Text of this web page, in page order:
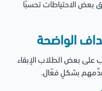
بعض الاحتياطات تحسبًا
على بعض الطلاب الإبقاء
بشكلٍ فعّال.